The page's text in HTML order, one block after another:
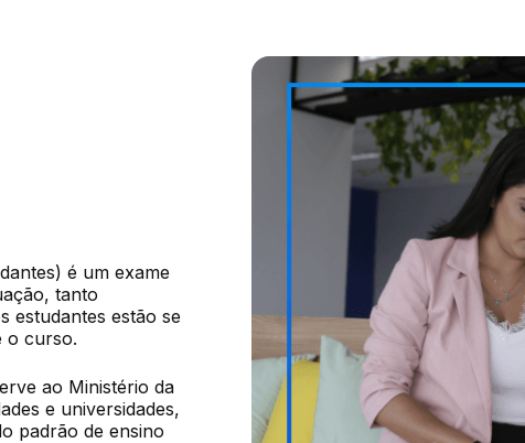
é um exame
tanto
estudantes estão se
o curso.
ao Ministério da
e universidades,
padrão de ensino